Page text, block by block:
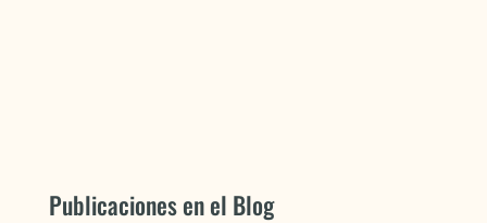
Publicaciones en el Blog